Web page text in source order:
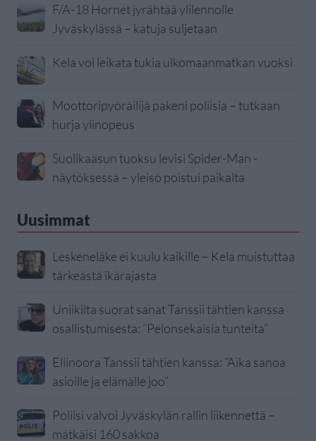
F/A-18 Hornet jyrähtää ylilennolle
Jyväskylässä – katuja suljetaan
Kela voi leikata tukia ulkomaanmatkan vuoksi
Moottoripyöräilijä pakeni poliisia – tutkaan
hurja ylinopeus
Suolikaasun tuoksu levisi Spider-Man -
näytöksessä – yleisö poistui paikalta
Uusimmat
Leskeneläke ei kuulu kaikille – Kela muistuttaa
tärkeästä ikärajasta
Uniikilta suorat sanat Tanssii tähtien kanssa
osallistumisesta: ”Pelonsekaisia tunteita”
Ellinoora Tanssii tähtien kanssa: ”Aika sanoa
asioille ja elämälle joo”
Poliisi valvoi Jyväskylän rallin liikennettä –
mätkäisi 160 sakkoa